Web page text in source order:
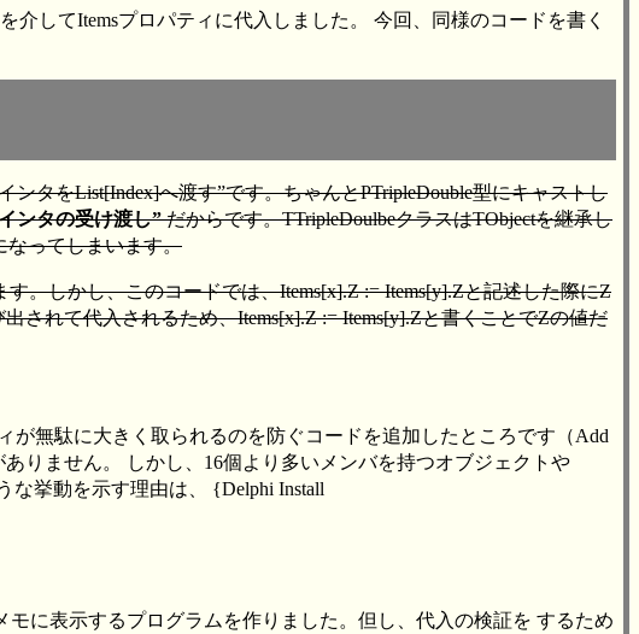
介してItemsプロパティに代入しました。 今回、同様のコードを書く
タをList[Index]へ渡す”です。ちゃんとPTripleDouble型にキャストし
ンタの受け渡し”だからです。TTripleDoulbeクラスはTObjectを継承し
なってしまいます。
。しかし、このコードでは、Items[x].Z := Items[y].Zと記述した際にZ
れて代入されるため、Items[x].Z := Items[y].Zと書くことでZの値だ
が無駄に大きく取られるのを防ぐコードを追加したところです（Add
りません。 しかし、16個より多いメンバを持つオブジェクトや
な挙動を示す理由は、 {Delphi Install
に表示するプログラムを作りました。但し、代入の検証を するため